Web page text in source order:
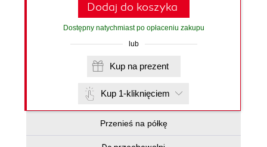
Dodaj do koszyka
Dostępny natychmiast po opłaceniu zakupu
lub
Kup na prezent
Kup 1-kliknięciem
Przenieś na półkę